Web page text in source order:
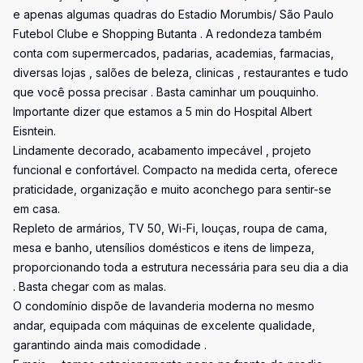
e apenas algumas quadras do Estadio Morumbis/ São Paulo
Futebol Clube e Shopping Butanta . A redondeza também
conta com supermercados, padarias, academias, farmacias,
diversas lojas , salões de beleza, clinicas , restaurantes e tudo
que você possa precisar . Basta caminhar um pouquinho.
Importante dizer que estamos a 5 min do Hospital Albert
Eisntein.
Lindamente decorado, acabamento impecável , projeto
funcional e confortável. Compacto na medida certa, oferece
praticidade, organização e muito aconchego para sentir-se
em casa.
Repleto de armários, TV 50, Wi-Fi, louças, roupa de cama,
mesa e banho, utensílios domésticos e itens de limpeza,
proporcionando toda a estrutura necessária para seu dia a dia
. Basta chegar com as malas.
O condomínio dispõe de lavanderia moderna no mesmo
andar, equipada com máquinas de excelente qualidade,
garantindo ainda mais comodidade .